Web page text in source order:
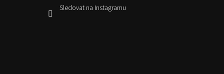
Sledovat na Instagramu